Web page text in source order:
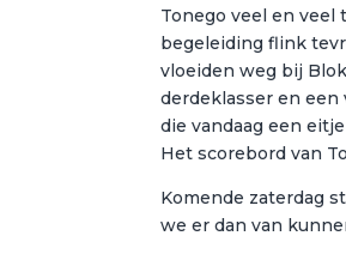
Tonego veel en veel
begeleiding flink
vloeiden weg bij
derdeklasser en
die vandaag een
Het scorebord van
Komende zaterdag
we er dan van